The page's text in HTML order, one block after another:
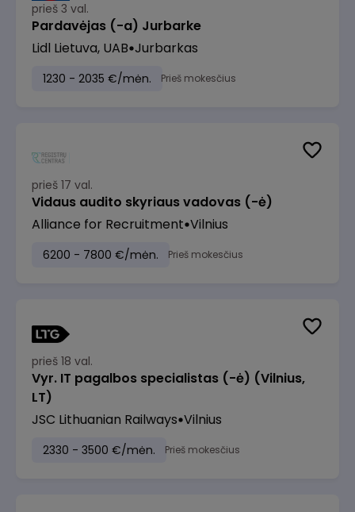
prieš 3 val.
Pardavėjas (-a) Jurbarke
Lidl Lietuva, UAB Jurbarkas
1230 - 2035 €/mėn. Prieš mokesčius
prieš 17 val.
Vidaus audito skyriaus vadovas (-ė)
Alliance for Recruitment Vilnius
6200 - 7800 €/mėn. Prieš mokesčius
prieš 18 val.
Vyr. IT pagalbos specialistas (-ė) (Vilnius,
LT)
JSC Lithuanian Railways Vilnius
2330 - 3500 €/mėn. Prieš mokesčius